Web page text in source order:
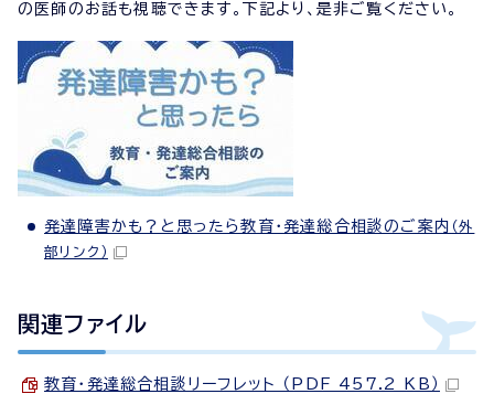
の医師のお話も視聴できます。下記より、是非ご覧ください。
発達障害かも？と思ったら教育・発達総合相談のご案内 （外
部リンク）
関連ファイル
教育・発達総合相談リーフレット （PDF 457.2 KB）